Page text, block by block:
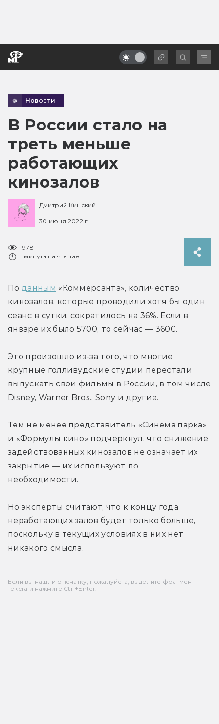
Новости
В России стало на
треть меньше
работающих
кинозалов
Дмитрий Кинский
30 июня 2022 г.
1978
1 минута на чтение
По данным «Коммерсанта», количество
кинозалов, которые проводили хотя бы один
сеанс в сутки, сократилось на 36%. Если в
январе их было 5700, то сейчас — 3600.
Это произошло из-за того, что многие
крупные голливудские студии перестали
выпускать свои фильмы в России, в том числе
Disney, Warner Bros., Sony и другие.
Тем не менее представитель «Синема парка»
и «Формулы кино» подчеркнул, что снижение
задействованных кинозалов не означает их
закрытие — их используют по
необходимости.
Но эксперты считают, что к концу года
неработающих залов будет только больше,
поскольку в текущих условиях в них нет
никакого смысла.
Если вы нашли опечатку, пожалуйста, выделите фрагмент
текста и нажмите Ctrl+Enter.